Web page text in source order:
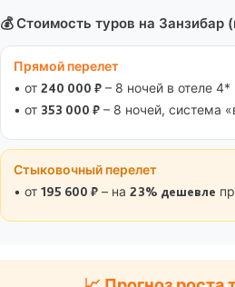
💰 Стоимость туров на Занзибар
Прямой перелет
• от 240 000 ₽ – 8 ночей в отеле 4*
• от 353 000 ₽ – 8 ночей, система
Стыковочный перелет
• от 195 600 ₽ – на 23% дешевле